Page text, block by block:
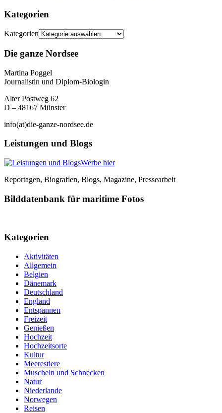
Kategorien
Kategorien
Die ganze Nordsee
Martina Poggel
Journalistin und Diplom-Biologin
Alter Postweg 62
D – 48167 Münster
info(at)die-ganze-nordsee.de
Leistungen und Blogs
Werbe hier
Reportagen, Biografien, Blogs, Magazine, Pressearbeit
Bilddatenbank für maritime Fotos
Kategorien
Aktivitäten
Allgemein
Belgien
Dänemark
Deutschland
England
Entspannen
Freizeit
Genießen
Hochzeit
Hochzeitsorte
Kultur
Meerestiere
Muscheln und Schnecken
Natur
Niederlande
Norwegen
Reisen